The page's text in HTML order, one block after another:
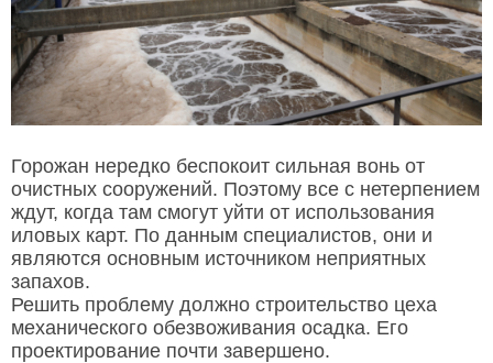
Горожан нередко беспокоит сильная вонь от
очистных сооружений. Поэтому все с нетерпением
ждут, когда там смогут уйти от использования
иловых карт. По данным специалистов, они и
являются основным источником неприятных
запахов.
Решить проблему должно строительство цеха
механического обезвоживания осадка. Его
проектирование почти завершено.